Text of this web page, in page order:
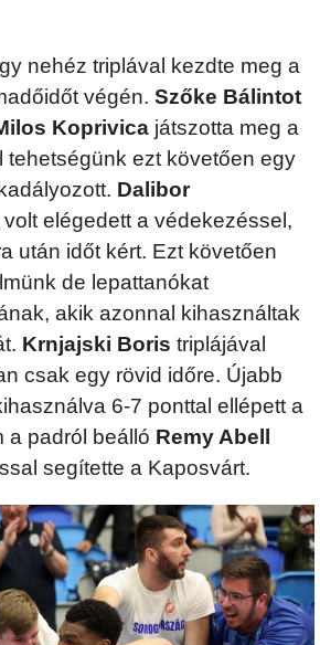
nehéz triplával kezdte meg a
végén. Szőke Bálintot
Koprivica játszotta meg a
tehetségünk ezt követően egy
Dalibor
volt elégedett a védekezéssel,
után időt kért. Ezt követően
de lepattanókat
akik azonnal kihasználtak
Krnjajski Boris triplájával
csak egy rövid időre. Újabb
6-7 ponttal ellépett a
a padról beálló Remy Abell
segítette a Kaposvárt.